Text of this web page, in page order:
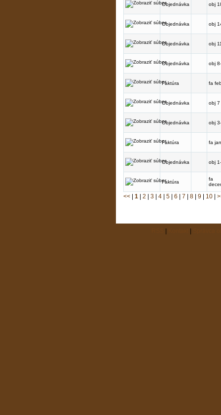
Objednávka obj
Objednávka obj
Objednávka obj
Objednávka obj
Faktúra fa
Objednávka obj 7
Objednávka obj
Faktúra fa
Objednávka obj
Faktúra
fa
<< 1 2 3 4 5 6 7 8 9 10